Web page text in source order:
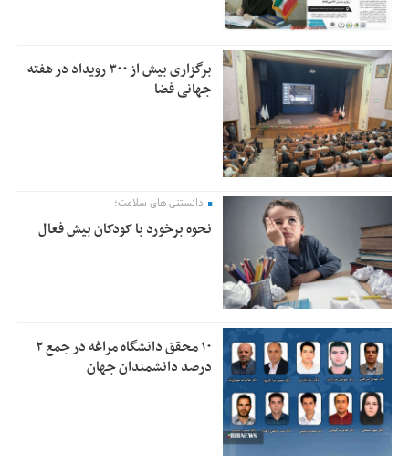
برگزاری بیش از ۳۰۰ رویداد در هفته
جهانی فضا
دانستنی های سلامت؛
نحوه برخورد با کودکان بیش فعال
۱۰ محقق دانشگاه مراغه در جمع ۲
درصد دانشمندان جهان